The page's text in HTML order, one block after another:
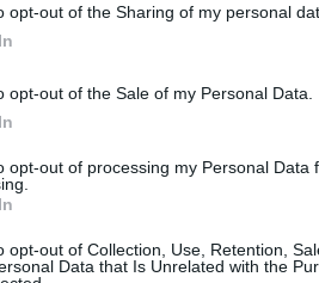
opt-out of the Sharing of my personal
opt-out of the Sale of my Personal Data.
opt-out of processing my Personal Data
opt-out of Collection, Use, Retention,
Data that Is Unrelated with the
gyorsítónak, nagyítónak, és
célja nem az, hogy
hogy kapj: